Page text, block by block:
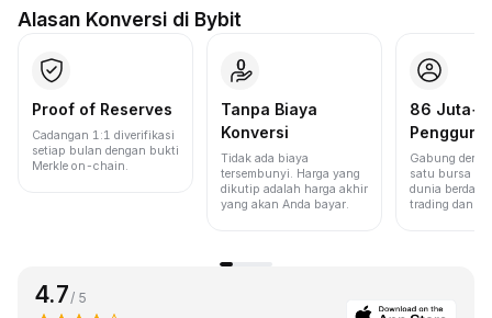
Alasan Konversi di Bybit
Proof of Reserves
Cadangan 1:1 diverifikasi
setiap bulan dengan bukti
Merkle on-chain.
Tanpa Biaya
Konversi
Tidak ada biaya
tersembunyi. Harga yang
dikutip adalah harga akhir
yang akan Anda bayar.
86 Juta+
Pengguna
Gabung
satu bursa
dunia
trading dan
4.7 / 5